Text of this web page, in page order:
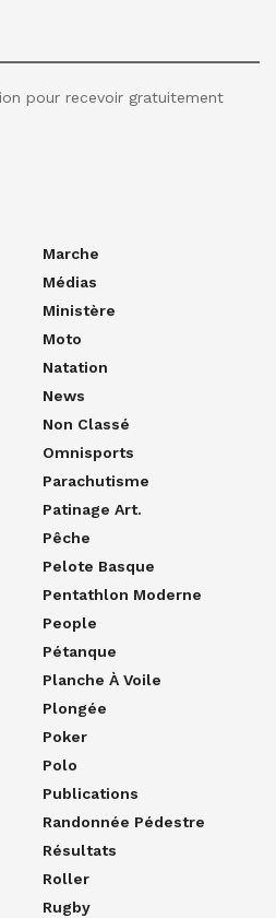
pour recevoir gratuitement
Marche
Médias
Ministère
Moto
Natation
News
Non Classé
Omnisports
Parachutisme
Patinage Art.
Pêche
Pelote Basque
Pentathlon Moderne
People
Pétanque
Planche À Voile
Plongée
Poker
Polo
Publications
Randonnée Pédestre
Résultats
Roller
Rugby